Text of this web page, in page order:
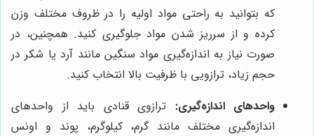
که بتوانید به راحتی مواد اولیه را در ظروف مختلف وزن
کرده و از سرریز شدن مواد جلوگیری کنید. همچنین، در
صورت نیاز به اندازه‌گیری مواد سنگین مانند آرد یا شکر در
حجم زیاد، ترازویی با ظرفیت بالا انتخاب کنید.
واحدهای اندازه‌گیری: ترازوی قنادی باید از واحدهای
اندازه‌گیری مختلف مانند گرم، کیلوگرم، پوند و اونس